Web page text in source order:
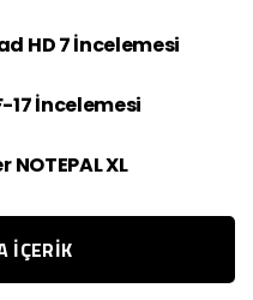
HD 7 İncelemesi
17 İncelemesi
XL
IÇERIK